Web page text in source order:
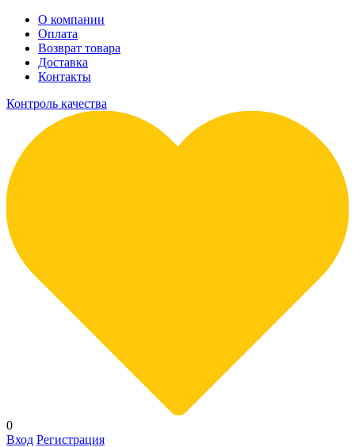
О компании
Оплата
Возврат товара
Доставка
Контакты
Контроль качества
0
Вход Регистрация